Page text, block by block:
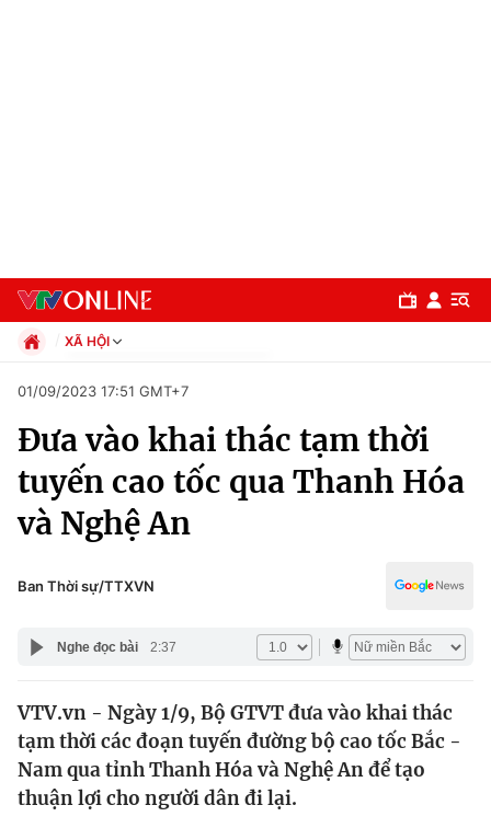
Chuyên mục
Chính trị
Thế giới
Tin tức
Kinh tế
XÃ HỘI
Xã hội
Pháp luật
Kinh tế
Thể thao
Truyền hình
Văn hóa - Giải trí
Đời sống
Giáo dục
01/09/2023 17:51 GMT+7
Đưa vào khai thác tạm thời
tuyến cao tốc qua Thanh Hóa
và Nghệ An
Ban Thời sự/TTXVN
Nghe đọc bài 2:37
VTV.vn - Ngày 1/9, Bộ GTVT đưa vào khai thác
tạm thời các đoạn tuyến đường bộ cao tốc Bắc -
Nam qua tỉnh Thanh Hóa và Nghệ An để tạo
thuận lợi cho người dân đi lại.